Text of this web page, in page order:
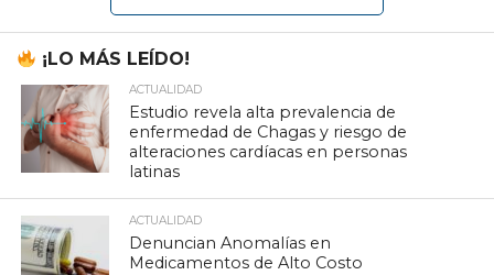
¡LO MÁS LEÍDO!
ACTUALIDAD
Estudio revela alta prevalencia de
enfermedad de Chagas y riesgo de
alteraciones cardíacas en personas
latinas
ACTUALIDAD
Denuncian Anomalías en
Medicamentos de Alto Costo